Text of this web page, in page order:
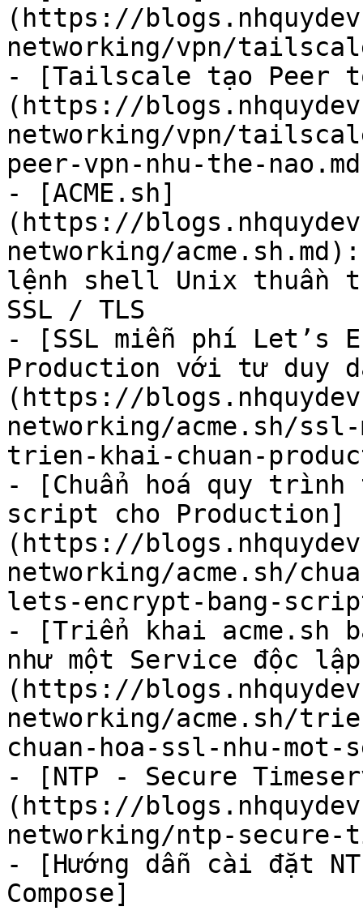
(https://
networking/vpn/
- [Tailscale tạo Peer
(https://
networking/vpn/
peer-vpn-nhu-the-
- [ACME.sh]
(https://
networking/
lệnh shell Unix thuần
SSL / TLS
- [SSL miễn phí Let’s
Production với tư duy
(https://
networking/acme.sh/
trien-khai-chuan-
- [Chuẩn hoá quy trình
script cho Production]
(https://
networking/acme.sh/
lets-encrypt-bang-
- [Triển khai acme.sh
như một Service độc
(https://
networking/acme.sh/
chuan-hoa-ssl-nhu-
- [NTP - Secure
(https://
networking/ntp-secure-
- [Hướng dẫn cài đặt
Compose]